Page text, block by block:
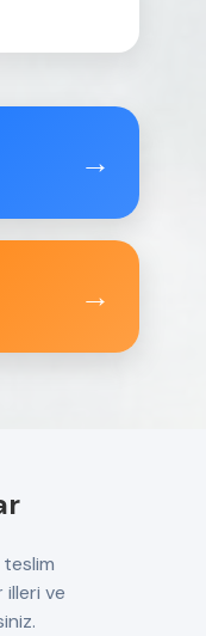
→
→
illeri ve